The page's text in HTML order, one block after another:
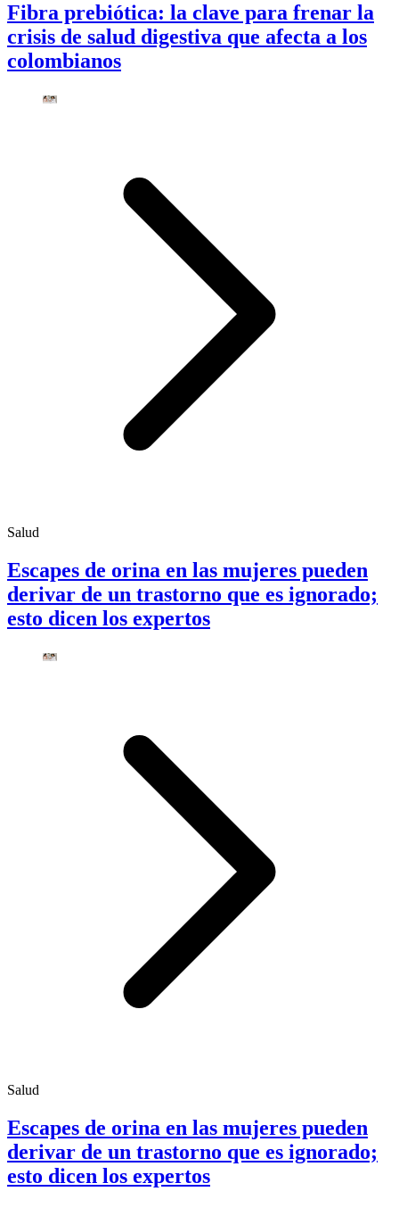
Fibra prebiótica: la clave para frenar la
crisis de salud digestiva que afecta a los
colombianos
Salud
Escapes de orina en las mujeres pueden
derivar de un trastorno que es ignorado;
esto dicen los expertos
Salud
Escapes de orina en las mujeres pueden
derivar de un trastorno que es ignorado;
esto dicen los expertos